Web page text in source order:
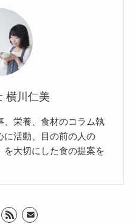
横川仁美
、栄養、食材のコラム執
に活動、目の前の人の
を大切にした食の提案を